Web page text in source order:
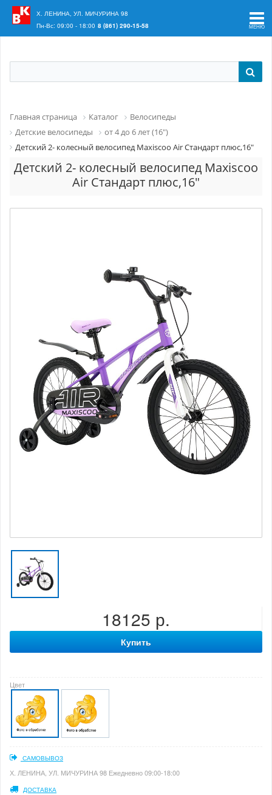
Ваш регион:
Х. ЛЕНИНА, УЛ. МИЧУРИНА 98
Пн-Вс: 09:00 - 18:00 8 (861) 290-15-58
Главная страница Каталог
Велосипеды
Детские велосипеды
от 4 до 6 лет (16")
Детский 2- колесный велосипед Maxiscoo Air Стандарт плюс,16"
Детский 2- колесный велосипед Maxiscoo
Air Стандарт плюс,16"
18125 р.
Купить
Цвет
САМОВЫВОЗ
Х. ЛЕНИНА, УЛ. МИЧУРИНА 98 Ежедневно 09:00-18:00
ДОСТАВКА